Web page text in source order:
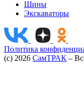
Шины
Экскаваторы
Политика
(c) 2026 СамТРАК –